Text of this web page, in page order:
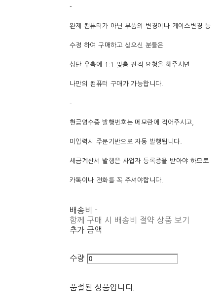
-
완제 컴퓨터가 아닌 부품의 변경이나 케이스변경 등
수정 하여 구매하고 싶으신 분들은
상단 우측에 1:1 맞춤 견적 요청을 해주시면
나만의 컴퓨터 구매가 가능합니다.
-
현금영수증 발행번호는 메모란에 적어주시고,
미입력시 주문기반으로 자동 발행됩니다.
세금계산서 발행은 사업자 등록증을 받아야 하므로
카톡이나 전화를 꼭 주셔야합니다.
배송비 -
함께 구매 시 배송비 절약 상품 보기
추가 금액
수량
품절된 상품입니다.